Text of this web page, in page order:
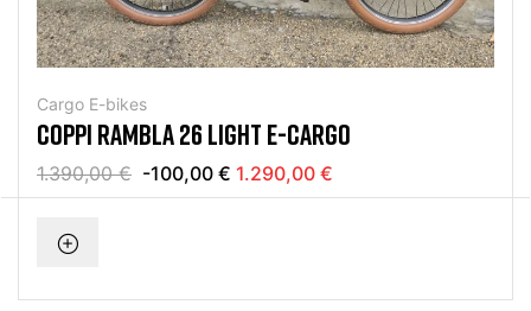
Cargo E-bikes
COPPI RAMBLA 26 LIGHT E-CARGO
1.390,00 € -100,00 € 1.290,00 €